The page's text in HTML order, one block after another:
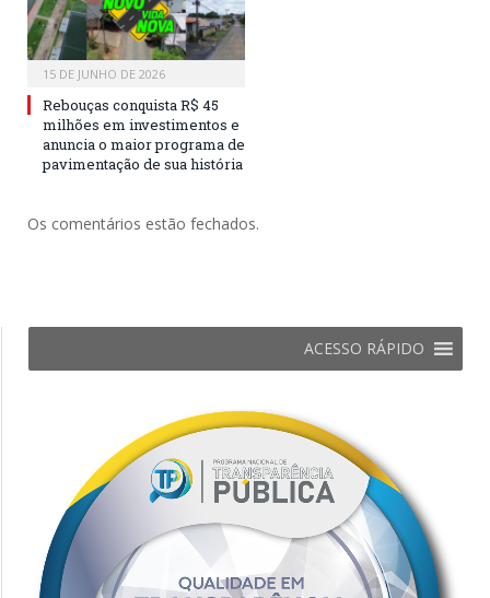
15 DE JUNHO DE 2026
Rebouças conquista R$ 45
milhões em investimentos e
anuncia o maior programa de
pavimentação de sua história
Os comentários estão fechados.
ACESSO RÁPIDO